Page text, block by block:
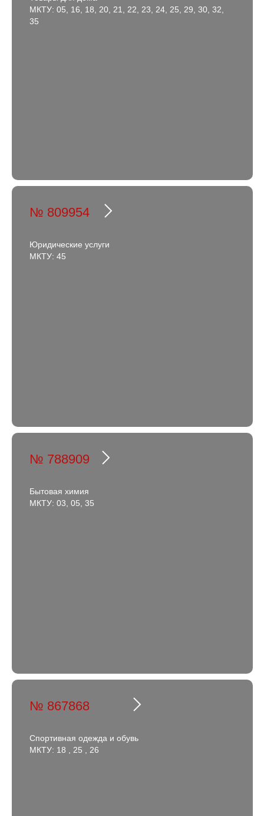
МКТУ: 05, 16, 18, 20, 21, 22, 23, 24, 25, 29, 30, 32,
35
№ 809954
Юридические услуги
МКТУ: 45
№ 788909
Бытовая химия
МКТУ: 03, 05, 35
№ 867868
Спортивная одежда и обувь
МКТУ: 18 , 25 , 26